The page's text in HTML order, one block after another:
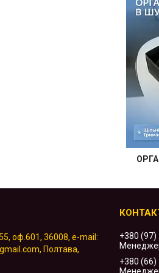
оф.601, 36008, e-mail:
Полтава,
+380
+380